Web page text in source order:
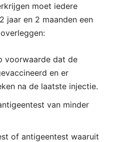
moet iedere
jaar en 2 maanden een
voorwaarde dat de
en er
na de laatste injectie.
van minder
of antigeentest waaruit